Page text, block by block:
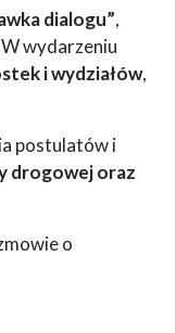
dialogu”,
wydarzeniu
i wydziałów,
postulatów i
drogowej oraz
o